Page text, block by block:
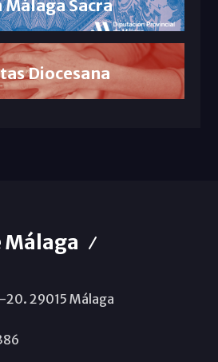
Málaga Sacra
Diocesana
Málaga
20. 29015 Málaga